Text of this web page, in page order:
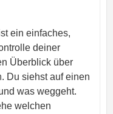
ein einfaches,
deiner
Überblick über
Du siehst auf einen
was weggeht.
welchen